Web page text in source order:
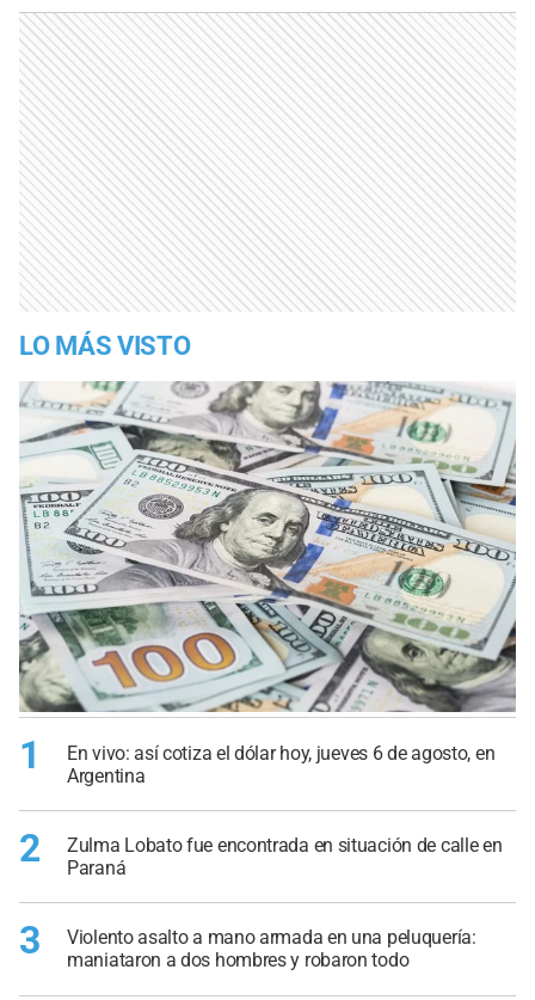
LO MÁS VISTO
1
En vivo: así cotiza el dólar hoy, jueves 6 de agosto, en
Argentina
2
Zulma Lobato fue encontrada en situación de calle en
Paraná
3
Violento asalto a mano armada en una peluquería:
maniataron a dos hombres y robaron todo